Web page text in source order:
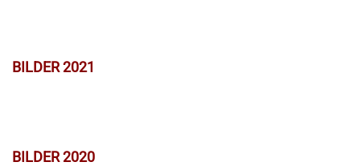
BILDER 2021
BILDER 2020